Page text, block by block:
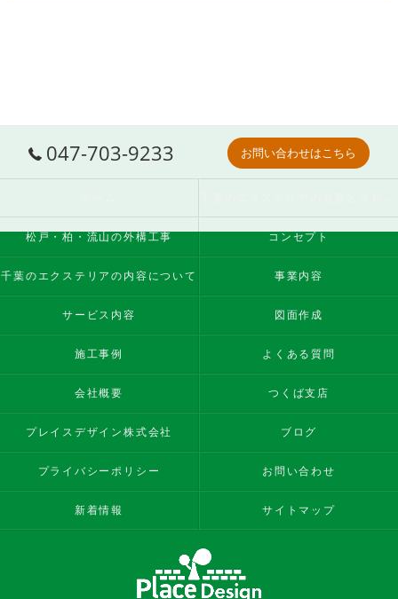
047-703-9233 お問い合わせはこちら
松戸・柏・流山の外構工事 コンセプト
千葉のエクステリアの内容について 事業内容
サービス内容 図面作成
施工事例 よくある質問
会社概要 つくば支店
プレイスデザイン株式会社 ブログ
プライバシーポリシー お問い合わせ
新着情報 サイトマップ